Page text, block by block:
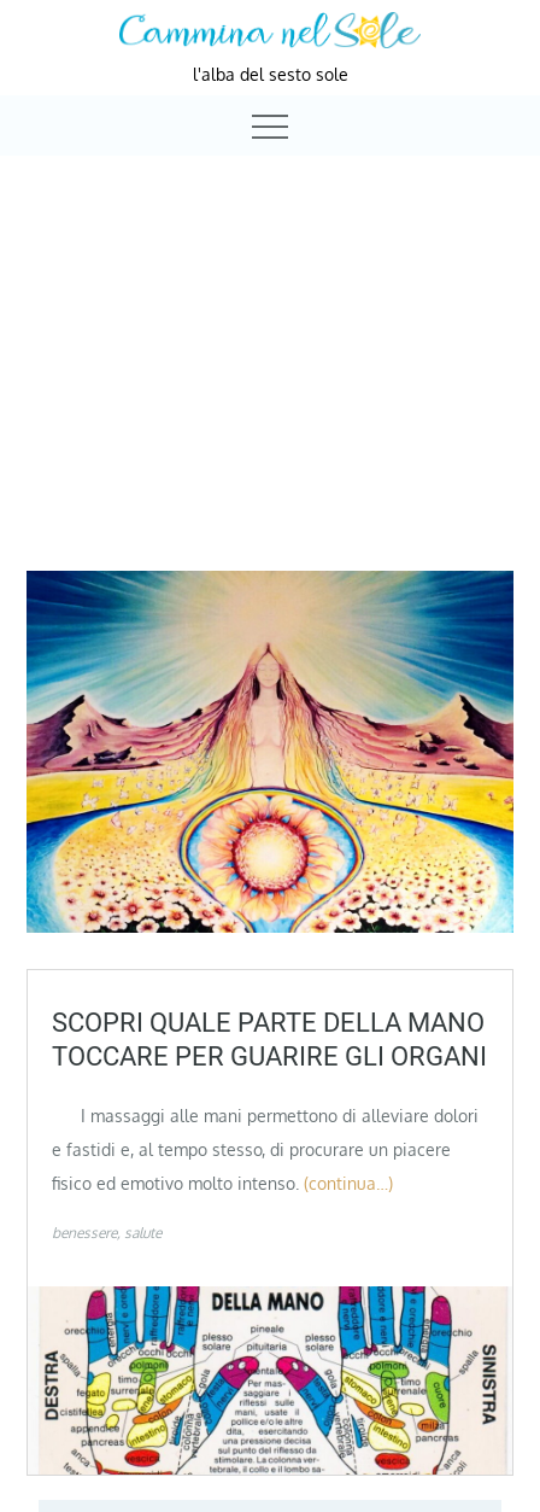
l'alba del sesto sole
SCOPRI QUALE PARTE DELLA MANO
TOCCARE PER GUARIRE GLI ORGANI
I massaggi alle mani permettono di alleviare dolori
e fastidi e, al tempo stesso, di procurare un piacere
fisico ed emotivo molto intenso. (continua…)
benessere salute